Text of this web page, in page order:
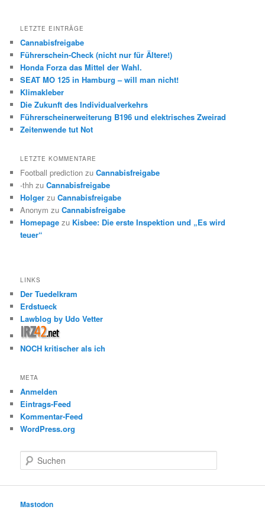
LETZTE EINTRÄGE
Cannabisfreigabe
Führerschein-Check (nicht nur für Ältere!)
Honda Forza das Mittel der Wahl.
SEAT MO 125 in Hamburg – will man nicht!
Klimakleber
Die Zukunft des Individualverkehrs
Führerscheinerweiterung B196 und elektrisches Zweirad
Zeitenwende tut Not
LETZTE KOMMENTARE
Football prediction zuCannabisfreigabe
-thh zuCannabisfreigabe
Holger zuCannabisfreigabe
Anonym zuCannabisfreigabe
Homepage zu Kisbee: Die erste Inspektion und „Es wird
teuer“
LINKS
Der Tuedelkram
Erdstueck
Lawblog by Udo Vetter
NOCH kritischer als ich
META
Anmelden
Eintrags-Feed
Kommentar-Feed
WordPress.org
u
e
Mastodon